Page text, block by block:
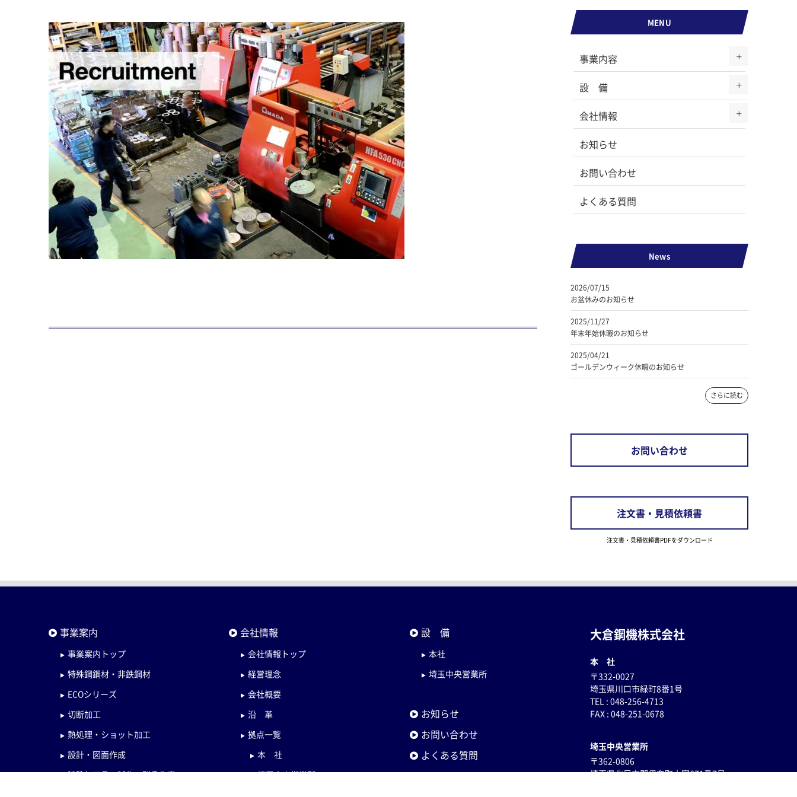
MENU
事業内容
設 備
会社情報
お知らせ
お問い合わせ
よくある質問
News
2026/07/15
お盆休みのお知らせ
2025/11/27
年末年始休暇のお知らせ
2025/04/21
ゴールデンウィーク休暇のお知らせ
さらに読む
お問い合わせ
注文書・見積依頼書
注文書・見積依頼書PDFをダウンロード
事業案内
事業案内トップ
特殊鋼鋼材・非鉄鋼材
ECOシリーズ
切断加工
熱処理・ショット加工
設計・図面作成
特殊加工品・試作・製品生産
会社情報
会社情報トップ
経営理念
会社概要
沿 革
拠点一覧
本 社
埼玉中央営業所
設 備
本社
埼玉中央営業所
お知らせ
お問い合わせ
よくある質問
大倉鋼機株式会社
本 社
〒332-0027
埼玉県川口市緑町8番1号
TEL : 048-256-4713
FAX : 048-251-0678
埼玉中央営業所
〒362-0806
埼玉県北足立郡伊奈町小室671番7号